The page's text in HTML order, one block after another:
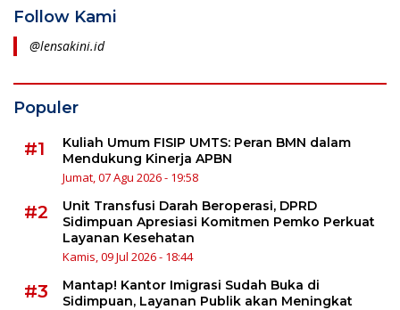
Follow Kami
@lensakini.id
Populer
#1
Kuliah Umum FISIP UMTS: Peran BMN dalam
Mendukung Kinerja APBN
Jumat, 07 Agu 2026 - 19:58
#2
Unit Transfusi Darah Beroperasi, DPRD
Sidimpuan Apresiasi Komitmen Pemko Perkuat
Layanan Kesehatan
Kamis, 09 Jul 2026 - 18:44
#3
Mantap! Kantor Imigrasi Sudah Buka di
Sidimpuan, Layanan Publik akan Meningkat